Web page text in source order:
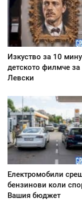
Изкуство за 10
детското филмче за
Левски
Електромобили
бензинови коли
Вашия бюджет